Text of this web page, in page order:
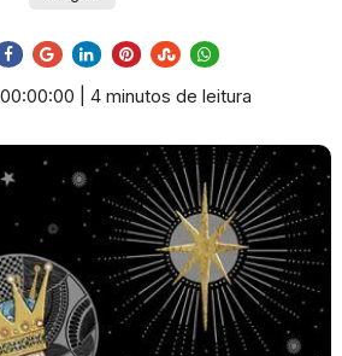
| 4 minutos de leitura